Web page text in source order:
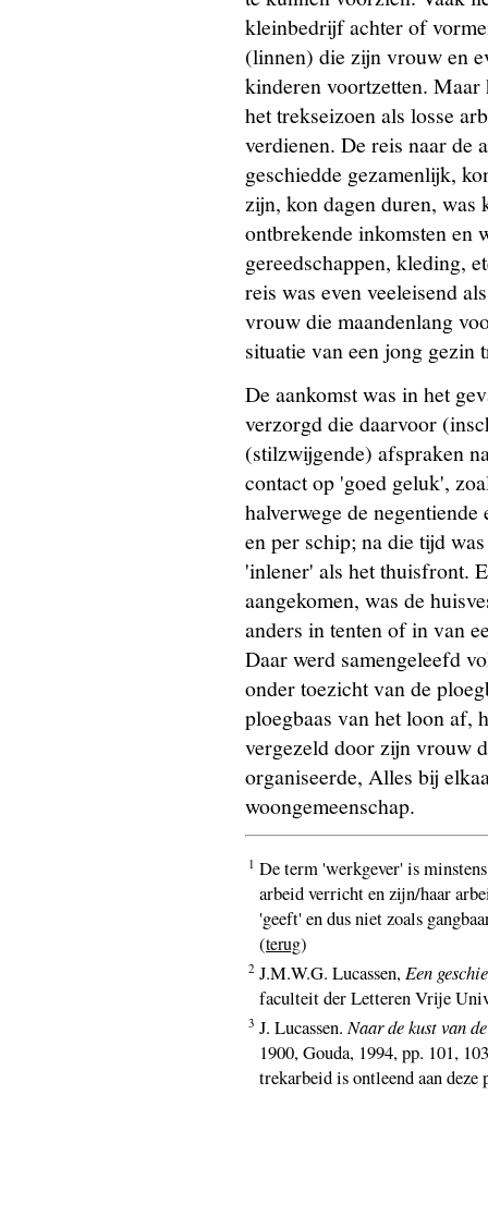
kleinbedrijf achter of
(linnen) die zijn vrouw en
kinderen voortzetten.
het trekseizoen als losse
verdienen. De reis naar de
geschiedde gezamenlijk,
zijn, kon dagen duren, was
ontbrekende inkomsten en
gereedschappen, kleding,
reis was even veeleisend
vrouw die maandenlang
situatie van een jong gezin
De aankomst was in het
verzorgd die daarvoor
(stilzwijgende) afspraken
contact op 'goed geluk',
halverwege de
en per schip; na die tijd
'inlener' als het thuisfront.
aangekomen, was de
anders in tenten of in van
Daar werd samengeleefd
onder toezicht van de
ploegbaas van het loon af,
vergezeld door zijn vrouw
organiseerde, Alles bij
woongemeenschap.
1 De term 'werkgever' is
arbeid verricht en zijn/haar
'geeft' en dus niet zoals
(terug)
2 J.M.W.G. Lucassen, Een
faculteit der Letteren Vrije
3 J. Lucassen. Naar de kust van
1900, Gouda, 1994, pp. 101,
trekarbeid is ontleend aan